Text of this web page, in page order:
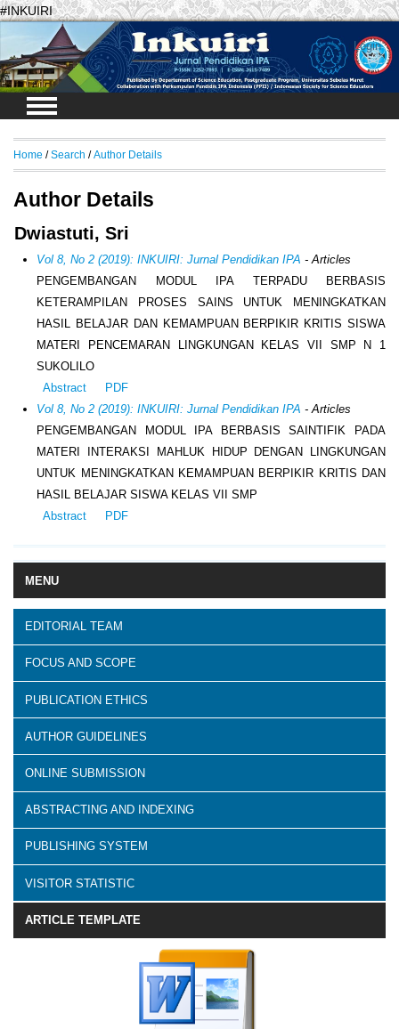
#INKUIRI
Login
MENU
EDITORIAL TEAM
FOCUS AND SCOPE
PUBLICATION ETHICS
AUTHOR GUIDELINES
ONLINE SUBMISSION
ABSTRACTING AND INDEXING
PUBLISHING SYSTEM
VISITOR STATISTIC
ARTICLE TEMPLATE
Home / Search / Author Details
Author Details
Dwiastuti, Sri
Vol 8, No 2 (2019): INKUIRI: Jurnal Pendidikan IPA - Articles
PENGEMBANGAN MODUL IPA TERPADU BERBASIS
KETERAMPILAN PROSES SAINS UNTUK MENINGKATKAN
HASIL BELAJAR DAN KEMAMPUAN BERPIKIR KRITIS SISWA
MATERI PENCEMARAN LINGKUNGAN KELAS VII SMP N 1
SUKOLILO
Abstract
PDF
Vol 8, No 2 (2019): INKUIRI: Jurnal Pendidikan IPA - Articles
PENGEMBANGAN MODUL IPA BERBASIS SAINTIFIK PADA
MATERI INTERAKSI MAHLUK HIDUP DENGAN LINGKUNGAN
UNTUK MENINGKATKAN KEMAMPUAN BERPIKIR KRITIS DAN
HASIL BELAJAR SISWA KELAS VII SMP
Abstract
PDF